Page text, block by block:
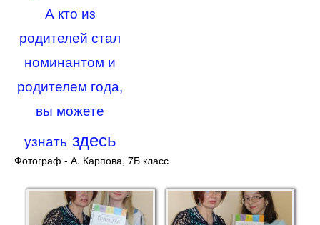
А кто из
родителей стал
номинантом и
родителем года,
вы можете
узнать здесь
Фотограф - А. Карпова, 7Б класс